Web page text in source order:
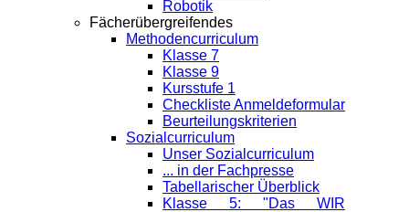
Robotik
Fächerübergreifendes
Methodencurriculum
Klasse 7
Klasse 9
Kursstufe 1
Checkliste Anmeldeformular
Beurteilungskriterien
Sozialcurriculum
Unser Sozialcurriculum
... in der Fachpresse
Tabellarischer Überblick
Klasse 5: "Das WIR